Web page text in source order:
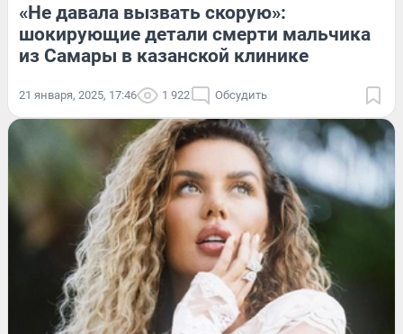
«Не давала вызвать скорую»:
шокирующие детали смерти мальчика
из Самары в казанской клинике
21 января, 2025, 17:46 1 922 Обсудить